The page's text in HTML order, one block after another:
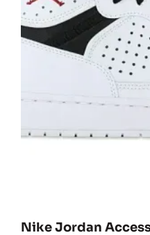
Nike Jordan